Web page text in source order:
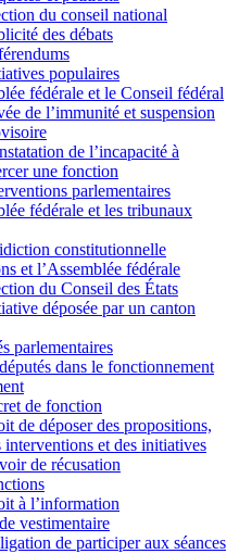
du conseil national
des débats
populaires
fédérale et le Conseil fédéral
de l’immunité et suspension
de l’incapacité à
une fonction
parlementaires
fédérale et les tribunaux
constitutionnelle
et l’Assemblée fédérale
du Conseil des États
déposée par un canton
parlementaires
dans le fonctionnement
de fonction
de déposer des propositions,
interventions et des initiatives
de récusation
à l’information
vestimentaire
de participer aux séances